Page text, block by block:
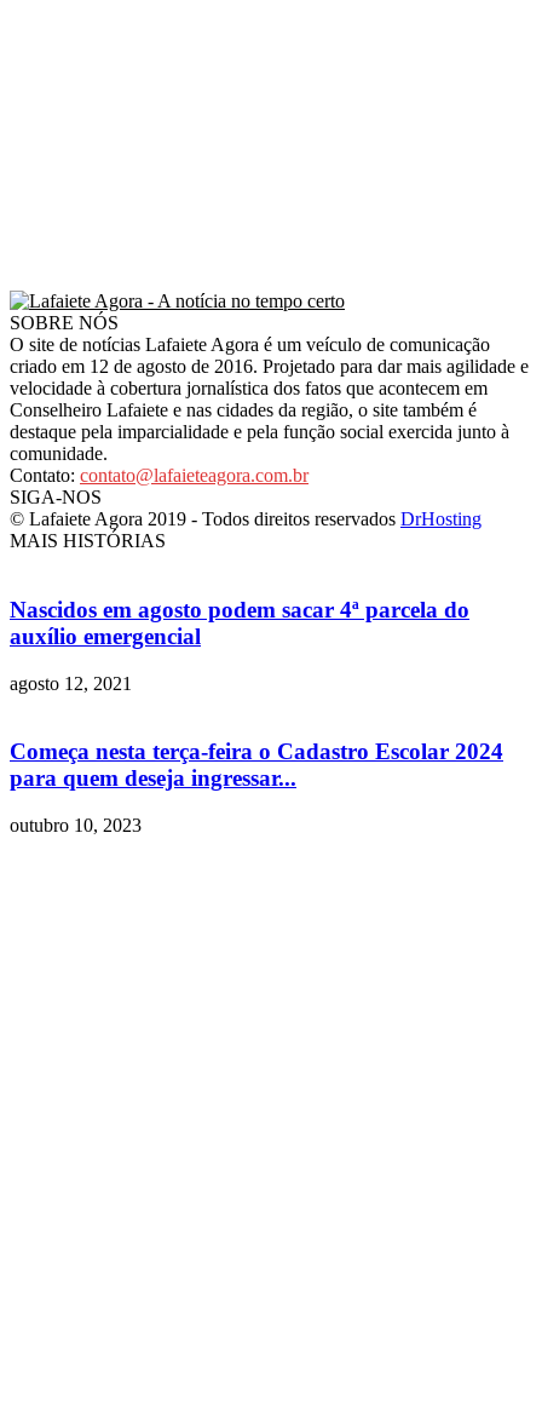
SOBRE NÓS
O site de notícias Lafaiete Agora é um veículo de comunicação
criado em 12 de agosto de 2016. Projetado para dar mais agilidade e
velocidade à cobertura jornalística dos fatos que acontecem em
Conselheiro Lafaiete e nas cidades da região, o site também é
destaque pela imparcialidade e pela função social exercida junto à
comunidade.
Contato: contato@lafaieteagora.com.br
SIGA-NOS
© Lafaiete Agora 2019 - Todos direitos reservados DrHosting
MAIS HISTÓRIAS
Nascidos em agosto podem sacar 4ª parcela do
auxílio emergencial
agosto 12, 2021
Começa nesta terça-feira o Cadastro Escolar 2024
para quem deseja ingressar...
outubro 10, 2023